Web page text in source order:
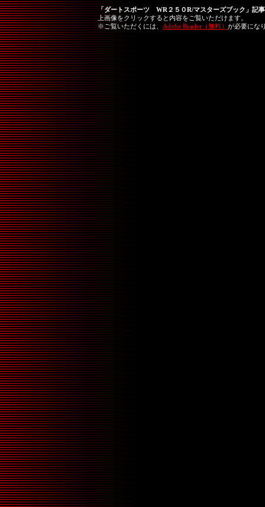
「ダートスポーツ WR２５０R/マスターズブック」記事
上画像をクリックすると内容をご覧いただけます。
※ご覧いただくには、 Adobe Reader（無料） が必要にな